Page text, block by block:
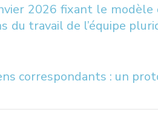
2026 fixant le
du travail de l’équipe
correspondants : un